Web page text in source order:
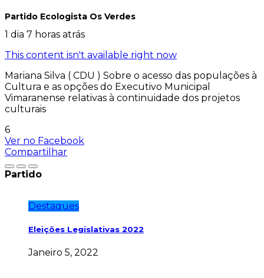
Partido Ecologista Os Verdes
1 dia 7 horas atrás
This content isn't available right now
Mariana Silva ( CDU ) Sobre o acesso das populações à
Cultura e as opções do Executivo Municipal
Vimaranense relativas à continuidade dos projetos
culturais
6
Ver no Facebook
Compartilhar
Partido
Destaques
Eleições Legislativas 2022
Janeiro 5, 2022